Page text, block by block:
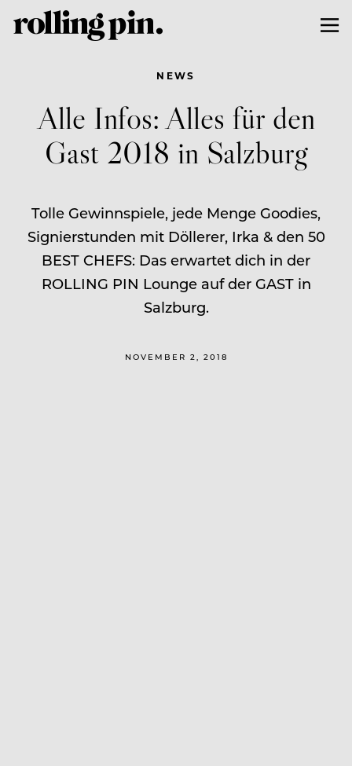
NEWS
Alle Infos: Alles für den
Gast 2018 in Salzburg
Tolle Gewinnspiele, jede Menge Goodies,
Signierstunden mit Döllerer, Irka & den 50
BEST CHEFS: Das erwartet dich in der
ROLLING PIN Lounge auf der GAST in
Salzburg.
NOVEMBER 2, 2018